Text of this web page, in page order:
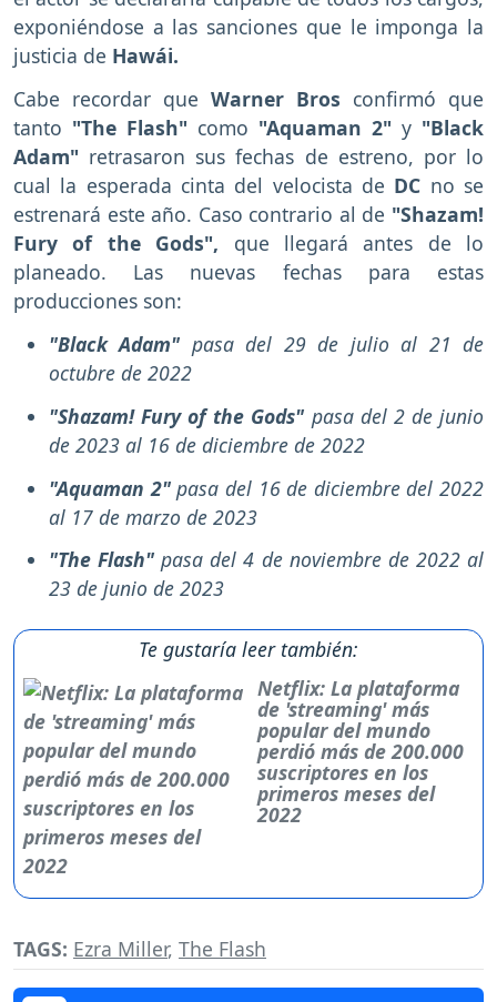
exponiéndose a las sanciones que le imponga la
justicia de Hawái.
Cabe recordar que Warner Bros confirmó que
tanto "The Flash" como "Aquaman 2" y "Black
Adam" retrasaron sus fechas de estreno, por lo
cual la esperada cinta del velocista de DC no se
estrenará este año. Caso contrario al de "Shazam!
Fury of the Gods", que llegará antes de lo
planeado. Las nuevas fechas para estas
producciones son:
"Black Adam" pasa del 29 de julio al 21 de
octubre de 2022
"Shazam! Fury of the Gods" pasa del 2 de junio
de 2023 al 16 de diciembre de 2022
"Aquaman 2"pasa del 16 de diciembre del 2022
al 17 de marzo de 2023
"The Flash" pasa del 4 de noviembre de 2022 al
23 de junio de 2023
Te gustaría leer también:
Netflix: La plataforma
de 'streaming' más
popular del mundo
perdió más de 200.000
suscriptores en los
primeros meses del
2022
TAGS: Ezra Miller, The Flash